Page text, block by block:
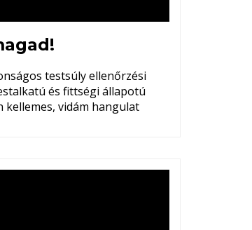
testsúly ellenőrzési
és fittségi állapotú
kellemes, vidám hangulat